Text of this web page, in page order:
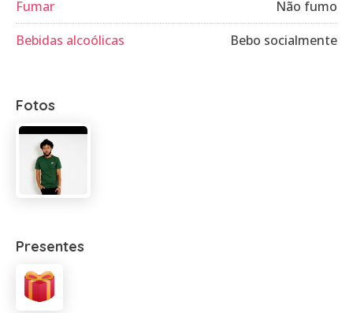
Fumar
Não fumo
Bebidas alcoólicas
Bebo socialmente
Fotos
Presentes